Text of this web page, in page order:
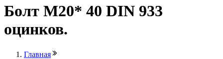
Болт М20* 40 DIN 933
оцинков.
Главная